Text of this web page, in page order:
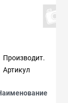
Производит.
Артикул